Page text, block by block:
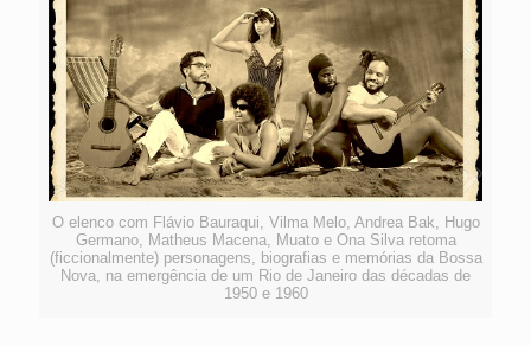
O elenco com Flávio Bauraqui, Vilma Melo, Andrea Bak, Hugo
Germano, Matheus Macena, Muato e Ona Silva retoma
(ficcionalmente) personagens, biografias e memórias da Bossa
Nova, na emergência de um Rio de Janeiro das décadas de
1950 e 1960